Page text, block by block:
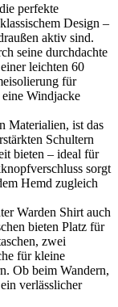
perfekte
Design –
aktiv sind.
seine durchdachte
leichten 60
für
Windjacke
Materialien, ist das
Schultern
bieten – ideal für
sorgt
Hemd zugleich
Warden Shirt auch
bieten Platz für
zwei
für kleine
Ob beim Wandern,
verlässlicher